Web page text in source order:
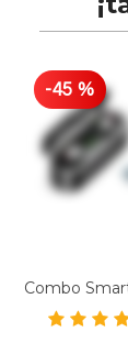
-45 %
Combo
t55 &